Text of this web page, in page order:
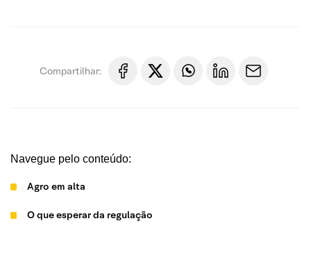
Compartilhar:
Navegue pelo conteúdo:
Agro em alta
O que esperar da regulação